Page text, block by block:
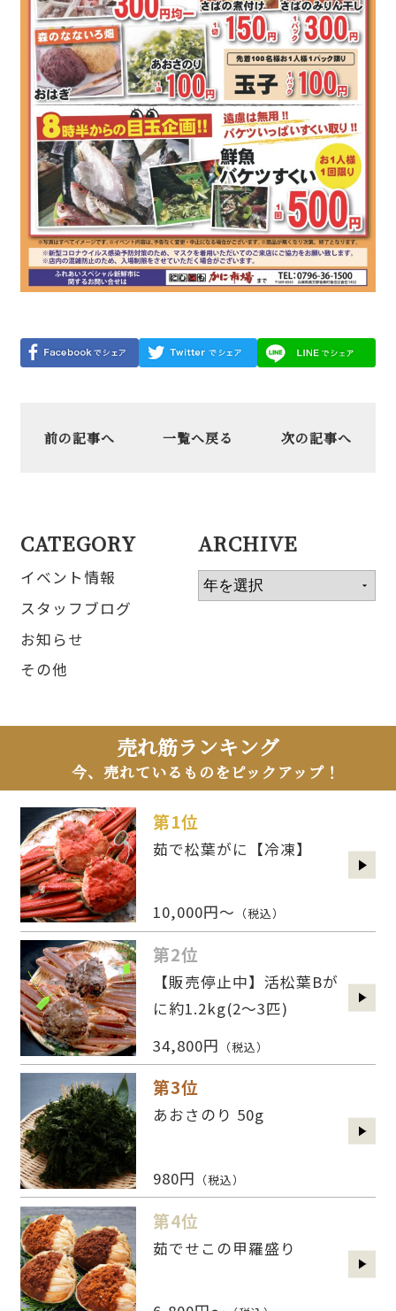
前の記事へ 一覧へ戻る 次の記事へ
CATEGORY
イベント情報
スタッフブログ
お知らせ
その他
ARCHIVE
売れ筋ランキング
今、売れているものをピックアップ！
第1位
茹で松葉がに【冷凍】
10,000円～ （税込）
第2位
【販売停止中】活松葉Bが
に約1.2kg(2〜3匹)
34,800円 （税込）
第3位
あおさのり 50g
980円 （税込）
第4位
茹でせこの甲羅盛り